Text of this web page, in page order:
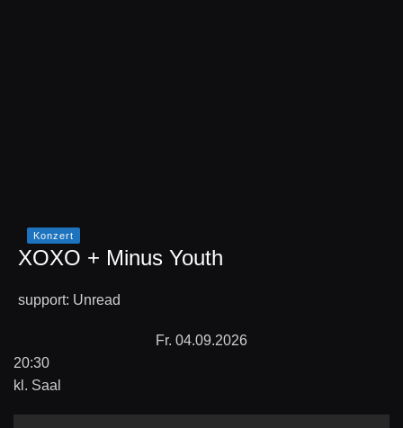
Konzert
XOXO + Minus Youth
support: Unread
Fr. 04.09.2026
20:30
kl. Saal